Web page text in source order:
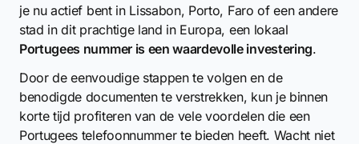
je nu actief bent in Lissabon, Porto, Faro of een andere
stad in dit prachtige land in Europa, een lokaal
Portugees nummer is een waardevolle investering.
Door de eenvoudige stappen te volgen en de
benodigde documenten te verstrekken, kun je binnen
korte tijd profiteren van de vele voordelen die een
Portugees telefoonnummer te bieden heeft. Wacht niet